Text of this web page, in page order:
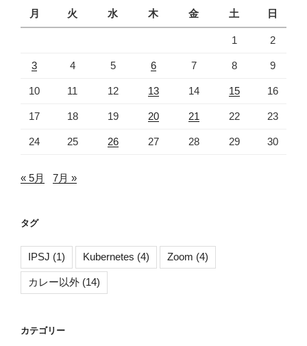
月
火 水 木 金 土 日
1 2
3 4 5 6 7 8 9
10 11 12 13 14 15 16
17 18 19 20 21 22 23
24 25 26 27 28 29 30
« 5月 7月 »
タグ
IPSJ (1) Kubernetes (4) Zoom (4)
カレー以外 (14)
カテゴリー